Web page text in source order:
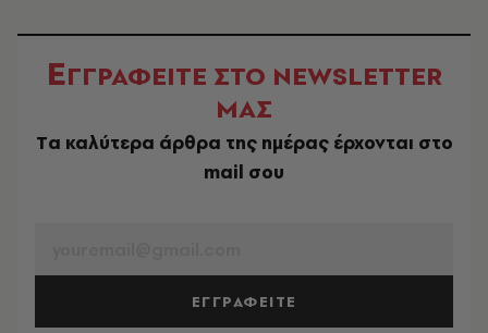
ΕΓΓΡΑΦΕΙΤΕ ΣΤΟ NEWSLETTER
ΜΑΣ
Tα καλύτερα άρθρα της ημέρας έρχονται στο
mail σου
ΕΓΓΡΑΦΕΙΤΕ